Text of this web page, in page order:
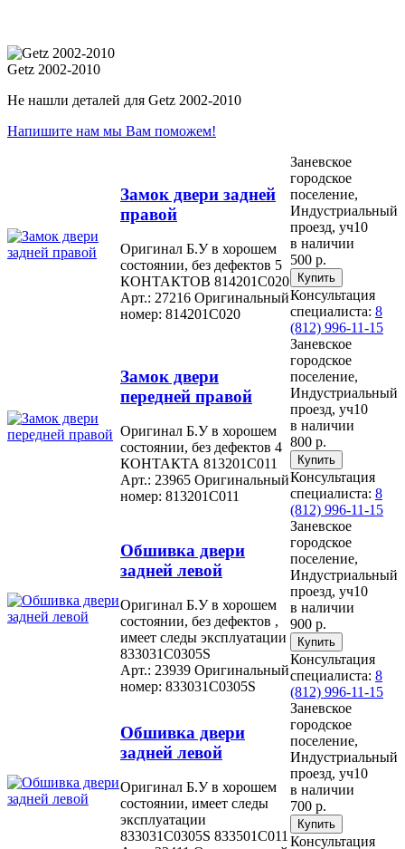
Getz 2002-2010
Не нашли деталей для Getz 2002-2010
Напишите нам мы Вам поможем!
Замок двери задней
правой
Оригинал Б.У в хорошем
состоянии, без дефектов 5
КОНТАКТОВ 814201C020
Арт.: 27216 Оригинальный
номер: 814201C020
Заневское
городское
поселение,
Индустриальный
проезд, уч10
в наличии
500 р.
Консультация
специалиста: 8
(812) 996-11-15
Замок двери
передней правой
Оригинал Б.У в хорошем
состоянии, без дефектов 4
КОНТАКТА 813201C011
Арт.: 23965 Оригинальный
номер: 813201C011
Заневское
городское
поселение,
Индустриальный
проезд, уч10
в наличии
800 р.
Консультация
специалиста: 8
(812) 996-11-15
Обшивка двери
задней левой
Оригинал Б.У в хорошем
состоянии, без дефектов ,
имеет следы эксплуатации
833031C0305S
Арт.: 23939 Оригинальный
номер: 833031C0305S
Заневское
городское
поселение,
Индустриальный
проезд, уч10
в наличии
900 р.
Консультация
специалиста: 8
(812) 996-11-15
Обшивка двери
задней левой
Оригинал Б.У в хорошем
состоянии, имеет следы
эксплуатации
833031C0305S 833501C011
Заневское
городское
поселение,
Индустриальный
проезд, уч10
в наличии
700 р.
Консультация